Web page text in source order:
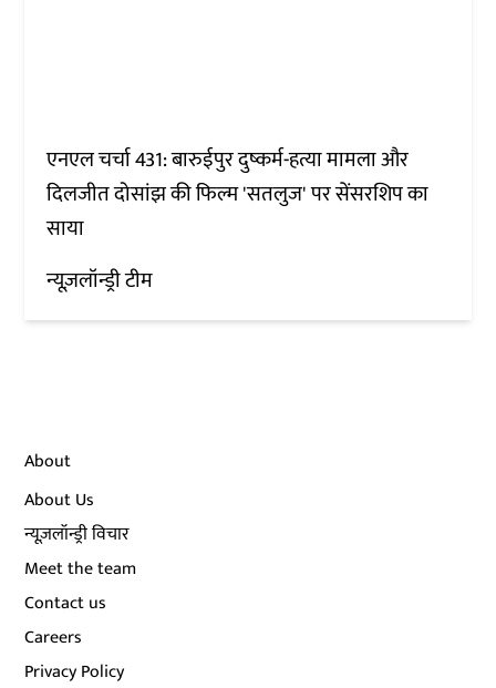
एनएल चर्चा 431: बारुईपुर दुष्कर्म-हत्या मामला और
दिलजीत दोसांझ की फिल्म 'सतलुज' पर सेंसरशिप का
साया
न्यूज़लॉन्ड्री टीम
About
About Us
न्यूज़लॉन्ड्री विचार
Meet the team
Contact us
Careers
Privacy Policy